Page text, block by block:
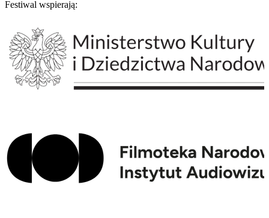
Festiwal wspierają: